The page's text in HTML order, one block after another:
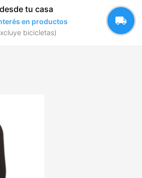
tu casa
en productos
bicicletas)
local_shipping